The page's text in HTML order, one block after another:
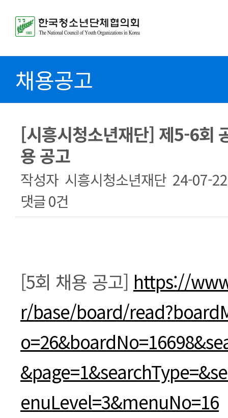
채용공고
[시흥시청소년재단] 제5-6회
용 공고
작성자 시흥시청소년재단 24-07-
댓글0건
본문
[5회 채용 공고] https://
r/base/board/
enuLevel=3&menuNo=16